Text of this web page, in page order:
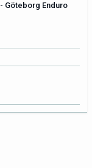
- Göteborg Enduro